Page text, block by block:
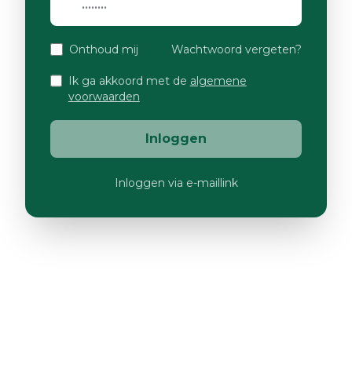
Onthoud mij Wachtwoord vergeten?
Ik ga akkoord met de algemene
voorwaarden
Inloggen
Inloggen via e-maillink